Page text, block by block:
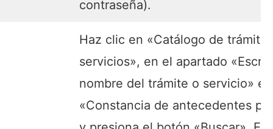
contraseña).
Haz clic en «Catálogo de
servicios», en el apartado
nombre del trámite o servicio»
«Constancia de antecedentes